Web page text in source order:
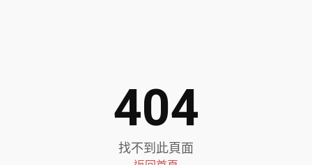
404
找不到此頁面